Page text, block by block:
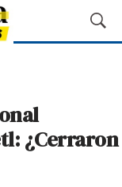
M
o
B
¿Cerraron